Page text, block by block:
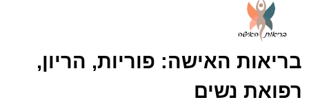
בריאות האישה: פוריות, הריון,
רפואת נשים